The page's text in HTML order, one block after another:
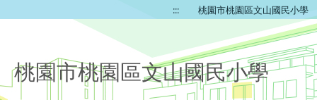
::: 桃園市桃園區文山國民小學
桃園市桃園區文山國民小學